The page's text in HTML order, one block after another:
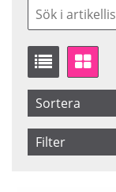
Sortera
Filter